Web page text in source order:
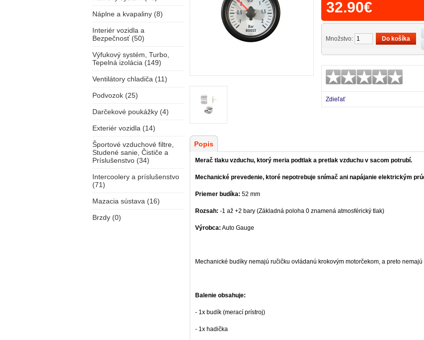
Náplne a kvapaliny (8)
Interiér vozidla a
Bezpečnosť (50)
Výfukový systém, Turbo,
Tepelná izolácia (149)
Ventilátory chladiča (11)
Podvozok (25)
Darčekové poukážky (4)
Exteriér vozidla (14)
Športové vzduchové filtre,
Studené sanie, Čističe a
Príslušenstvo (34)
Intercoolery a príslušenstvo
(71)
Mazacia sústava (16)
Brzdy (0)
32.90€
Množstvo:
Zdieľať
Popis
Merač tlaku vzduchu, ktorý meria podtlak a pretlak vzduchu v sacom potrubí.
Mechanické prevedenie, ktoré nepotrebuje snímač ani napájanie elektrickým
Priemer budíka: 52 mm
Rozsah: -1 až +2 bary (Základná poloha 0 znamená atmosférický tlak)
Výrobca: Auto Gauge
Mechanické budíky nemajú ručičku ovládanú krokovým motorčekom, a preto
Balenie obsahuje:
- 1x budík (merací prístroj)
- 1x hadička